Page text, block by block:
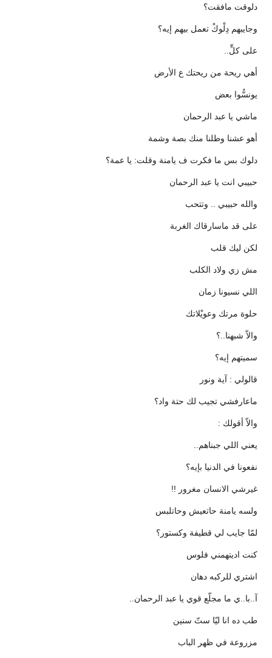
دلوقت مافقت؟
وجايبهم دِلْوكْ تعمل بيهم إيه؟
على كلٍّ..
أهي ريحة من ريحتك ع الأرض
يونسُّوا بعض
ماشي يا عبد الرحمان
أهو عشنا وطلنا منك بصة وشمة
دلوك بس ما فكرت ف يامنة وقلت: يا عمة؟
حبيبي انت يا عبد الرحمان
والله حبيبي .. وتتحب
على قد ماسارقاك الغربة
لكن ليك قلب
مش زي ولاد الكلب
اللي نسيونا زمان
حلوة مرتك وعويْلاتك
والاّ شبهنا..؟
سميتهم إيه؟
قالولي : آية ونور
ماعارفشي تجيب لك حتة واد؟
والاّ أقولك :
يعني اللي جبناهم..
نفعونا في الدنيا بإيه؟
غيرشي الانسان مغرور !!
ولسه يامنة حاتعيش وحاتلبس
لمّا جايب لي قطيفة وكستور؟
كنت اديتهمني فلوس
اشتري للركبه دهان
آ..با..ي ما مجلّع قوي يا عبد الرحمان..
طب ده انا ليّا ستّ سنين
مزروعة في ظهر الباب